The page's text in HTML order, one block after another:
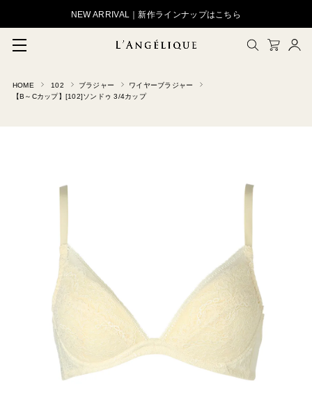
NEW ARRIVAL｜新作ラインナップはこちら
メルマガ登録
HOME 102 ブラジャー
ワイヤーブラジャー
【B～Cカップ】[102]ソンドゥ 3/4カップ